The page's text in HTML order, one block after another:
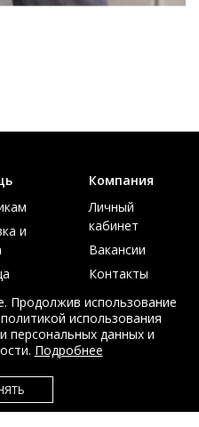
одежды из меха и кожи
2011-2026
и
Компания
Личный
кабинет
Вакансии
Контакты
Продолжив использование
использования
персональных данных и
Подробнее